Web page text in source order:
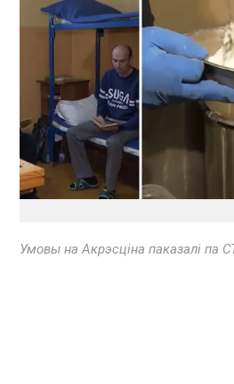
Умовы на Акрэсціна паказалі па